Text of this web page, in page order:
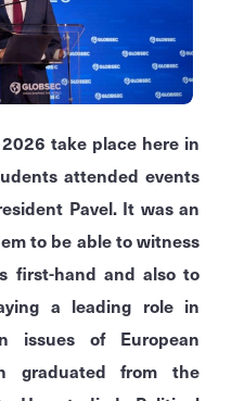
take place here in
attended events
Pavel. It was an
to be able to witness
first-hand and also to
a leading role in
issues of European
graduated from the